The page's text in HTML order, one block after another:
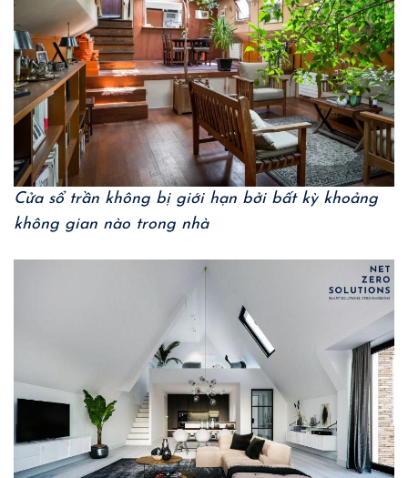
Cửa sổ trần không bị giới hạn bởi bất kỳ khoảng
không gian nào trong nhà